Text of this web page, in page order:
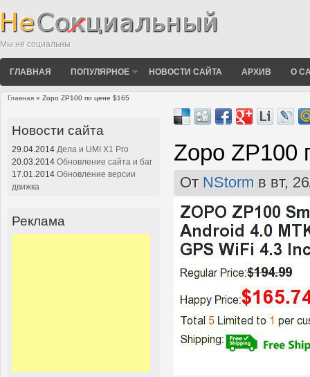
Мы не социальны
ГЛАВНАЯ ПОПУЛЯРНОЕ НОВОСТИ САЙТА АРХИВ О
Главная » Zopo ZP100 по цене $165
Zopo ZP100
От NStorm в вт,
Новости сайта
29.04.2014 Дела и UMI X1 Pro
20.03.2014 Обновление сайта и баг
17.01.2014 Обновление версии
движка
Реклама